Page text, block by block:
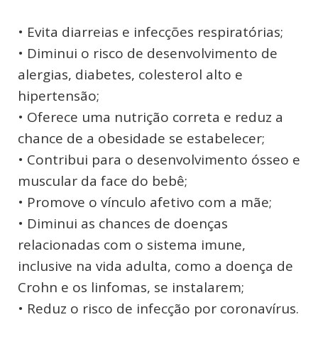
• Evita diarreias e infecções respiratórias;
• Diminui o risco de desenvolvimento de
alergias, diabetes, colesterol alto e
hipertensão;
• Oferece uma nutrição correta e reduz a
chance de a obesidade se estabelecer;
• Contribui para o desenvolvimento ósseo e
muscular da face do bebê;
• Promove o vínculo afetivo com a mãe;
• Diminui as chances de doenças
relacionadas com o sistema imune,
inclusive na vida adulta, como a doença de
Crohn e os linfomas, se instalarem;
• Reduz o risco de infecção por coronavírus.